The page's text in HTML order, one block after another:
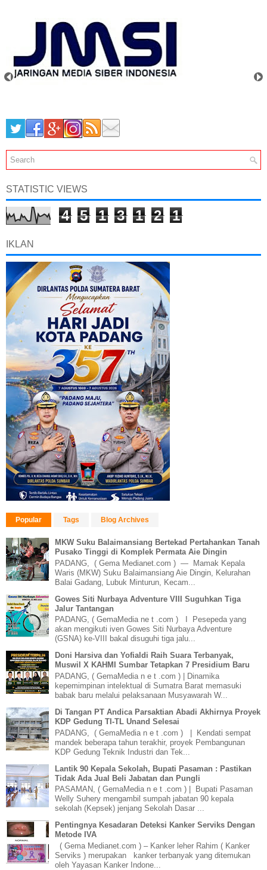
STATISTIC VIEWS
4 5 1 3 1 2 1
IKLAN
Popular Tags Blog Archives
MKW Suku Balaimansiang Bertekad Pertahankan Tanah
Pusako Tinggi di Komplek Permata Aie Dingin
PADANG, ( Gema Medianet.com ) — Mamak Kepala
Waris (MKW) Suku Balaimansiang Aie Dingin, Kelurahan
Balai Gadang, Lubuk Minturun, Kecam...
Gowes Siti Nurbaya Adventure VIII Suguhkan Tiga
Jalur Tantangan
PADANG, ( GemaMedia ne t .com ) I Pesepeda yang
akan mengikuti iven Gowes Siti Nurbaya Adventure
(GSNA) ke-VIII bakal disuguhi tiga jalu...
Doni Harsiva dan Yofialdi Raih Suara Terbanyak,
Muswil X KAHMI Sumbar Tetapkan 7 Presidium Baru
PADANG, ( GemaMedia n e t .com ) | Dinamika
kepemimpinan intelektual di Sumatra Barat memasuki
babak baru melalui pelaksanaan Musyawarah W...
Di Tangan PT Andica Parsaktian Abadi Akhirnya Proyek
KDP Gedung TI-TL Unand Selesai
PADANG, ( GemaMedia n e t .com ) | Kendati sempat
mandek beberapa tahun terakhir, proyek Pembangunan
KDP Gedung Teknik Industri dan Tek...
Lantik 90 Kepala Sekolah, Bupati Pasaman : Pastikan
Tidak Ada Jual Beli Jabatan dan Pungli
PASAMAN, ( GemaMedia n e t .com ) | Bupati Pasaman
Welly Suhery mengambil sumpah jabatan 90 kepala
sekolah (Kepsek) jenjang Sekolah Dasar ...
Pentingnya Kesadaran Deteksi Kanker Serviks Dengan
Metode IVA
( Gema Medianet.com ) – Kanker leher Rahim ( Kanker
Serviks ) merupakan kanker terbanyak yang ditemukan
oleh Yayasan Kanker Indone...